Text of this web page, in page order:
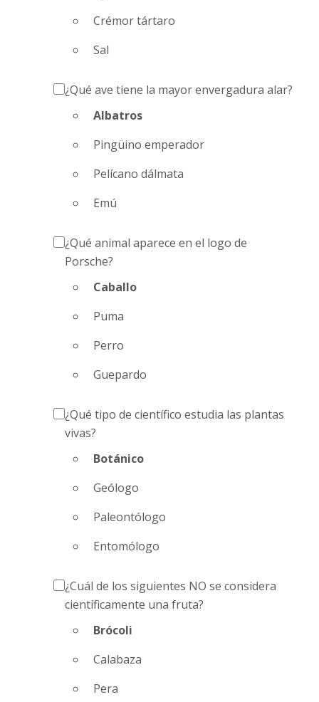
Crémor tártaro
Sal
¿Qué ave tiene la mayor envergadura alar?
Albatros
Pingüino emperador
Pelícano dálmata
Emú
¿Qué animal aparece en el logo de
Porsche?
Caballo
Puma
Perro
Guepardo
¿Qué tipo de científico estudia las plantas
vivas?
Botánico
Geólogo
Paleontólogo
Entomólogo
¿Cuál de los siguientes NO se considera
científicamente una fruta?
Brócoli
Calabaza
Pera